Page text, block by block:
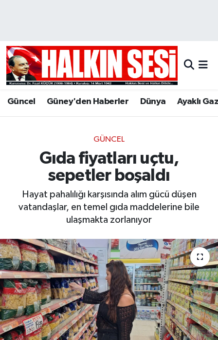
Güncel Güney'den Haberler Dünya Ayaklı
GÜNCEL
Gıda fiyatları uçtu,
sepetler boşaldı
Hayat pahalılığı karşısında alım gücü düşen
vatandaşlar, en temel gıda maddelerine bile
ulaşmakta zorlanıyor
Hava Durumu
Trafik Durumu
Son Dakika Haberleri
Haber Arşivi